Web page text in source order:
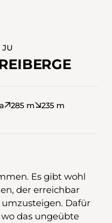
JU
285 m
235 m
Es gibt wohl
der erreichbar
Dafür
das ungeübte